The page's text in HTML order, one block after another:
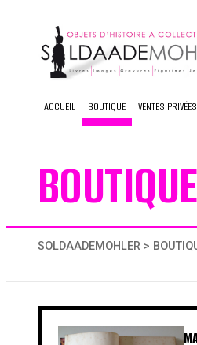
content
ACCUEIL BOUTIQUE VENTES PRIVÉES
BOUTIQUE
SOLDAADEMOHLER >